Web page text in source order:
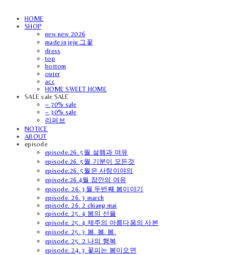
HOME
SHOP
new new 2026
made in jeju 그꽃
dress
top
bottom
outer
acc
HOME SWEET HOME
SALE sale SALE
~ 70% sale
~ 30% sale
리퍼브
NOTICE
ABOUT
episode
episode.26. 5월 설렘과 여유
episode.26. 5월 기분이 모든것
episode.26. 5월은 사랑이야의
episode.26.4월 잠깐의 여유
episode. 26. 3월 두번째 봄이야기
episode. 26. 3 march
episode. 26. 2 chiang mai
episode. 25. 4 봄의 선율
episode. 25. 4 제주의 아름다움의 사본
episode. 25. 3 봄. 봄. 봄.
episode. 25. 2 나의 행복
episode. 24. 3 꽃피는 봄이오면